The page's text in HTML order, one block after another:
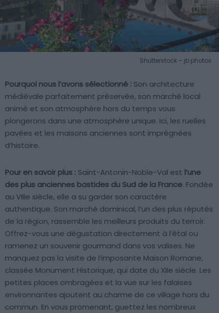
Shutterstock – jb.photos
Pourquoi nous l’avons sélectionné : Son architecture
médiévale parfaitement préservée, son marché local
animé et son atmosphère hors du temps vous
plongerons dans une atmosphère unique. Ici, les ruelles
pavées et les maisons anciennes sont imprégnées
d’histoire.
Pour en savoir plus : Saint-Antonin-Noble-Val est l’une
des plus anciennes bastides du Sud de la France. Fondée
au VIIIe siècle, elle a su garder son caractère
authentique. Son marché dominical, l’un des plus réputés
de la région, rassemble les meilleurs produits du terroir.
Offrez-vous une dégustation directement à l’étal ou
ramenez un souvenir gourmand dans vos valises. Ne
manquez pas la visite de l’imposante Maison Romane,
classée Monument Historique, qui date du XIIe siècle. Les
petites places ombragées et la vue sur les falaises
environnantes ajoutent au charme de ce village hors du
commun. En vous promenant, guettez les nombreux